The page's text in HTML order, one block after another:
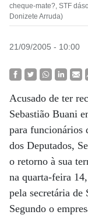
cheque-mate?, STF
Donizete Arruda)
21/09/2005 - 10:00
Acusado de ter
Sebastião Buani
para funcionários
dos Deputados,
o retorno à sua
na quarta-feira
pela secretária
Segundo o